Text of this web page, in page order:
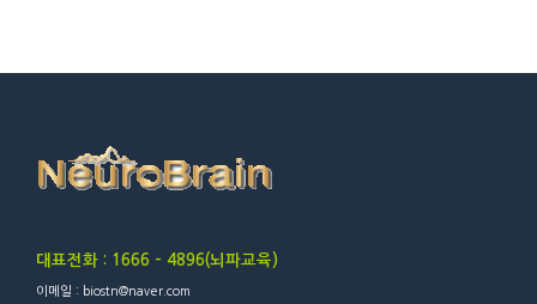
대표전화 : 1666 – 4896(뇌파교육)
이메일 : biostn@naver.com